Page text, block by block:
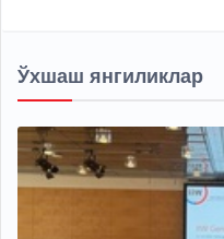
Ўхшаш янгиликлар